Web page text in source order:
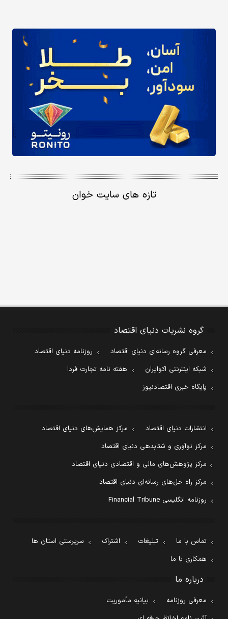
تازه های سایت خوان
گروه نشریات دنیای اقتصاد
معرفی گروه رسانه‌ای دنیای اقتصاد
روزنامه دنیای اقتصاد
شبکه اینترنتی اکوایران
هفته نامه تجارت فردا
پایگاه خبری اقتصادنیوز
انتشارات دنیای اقتصاد
مرکز همایش‌های دنیای اقتصاد
مرکز نوآوری و شتابدهی دنیای اقتصاد
مرکز پژوهش‌های مالی و اقتصادی دنیای اقتصاد
مرکز راه حل‌های رسانه‌ای دنیای اقتصاد
روزنامه انگلیسی Financial Tribune
تماس با ما تبلیغات اشتراک
سرپرستی استان ها
همکاری با ما
درباره ما
معرفی روزنامه
بیانیه مأموریت